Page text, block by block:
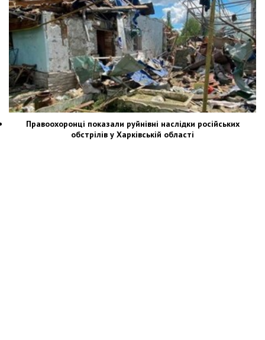
Правоохоронці показали руйнівні наслідки російських
обстрілів у Харківській області